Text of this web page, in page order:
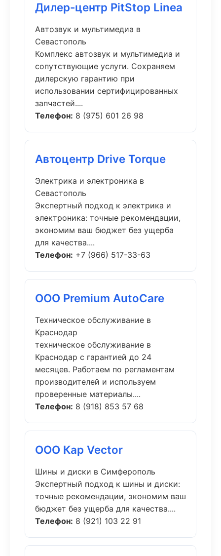
Дилер-центр PitStop Linea
Автозвук и мультимедиа в
Севастополь
Комплекс автозвук и мультимедиа и
сопутствующие услуги. Сохраняем
дилерскую гарантию при
использовании сертифицированных
запчастей....
Телефон: 8 (975) 601 26 98
Автоцентр Drive Torque
Электрика и электроника в
Севастополь
Экспертный подход к электрика и
электроника: точные рекомендации,
экономим ваш бюджет без ущерба
для качества....
Телефон: +7 (966) 517-33-63
ООО Premium AutoCare
Техническое обслуживание в
Краснодар
техническое обслуживание в
Краснодар с гарантией до 24
месяцев. Работаем по регламентам
производителей и используем
проверенные материалы....
Телефон: 8 (918) 853 57 68
ООО Кар Vector
Шины и диски в Симферополь
Экспертный подход к шины и диски:
точные рекомендации, экономим ваш
бюджет без ущерба для качества....
Телефон: 8 (921) 103 22 91